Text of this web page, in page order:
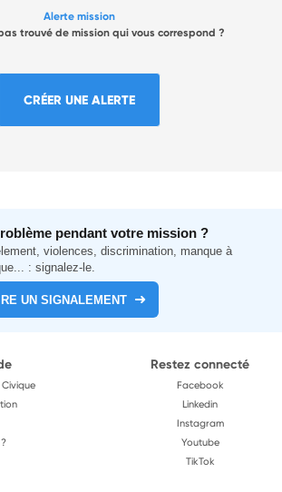
Alerte mission
trouvé de mission qui vous correspond ?
CRÉER UNE ALERTE
pendant votre mission ?
violences, discrimination, manque à
: signalez-le.
UN SIGNALEMENT
Restez connecté
Facebook
Linkedin
Instagram
Youtube
TikTok